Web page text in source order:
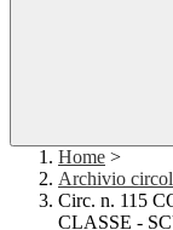
Home >
Archivio
Circ. n. 115
CLASSE -